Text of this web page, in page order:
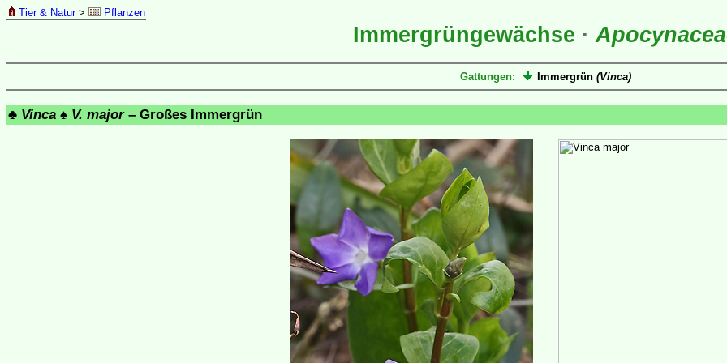
Tier & Natur> Pflanzen
Immergrüngewächse ·
Gattungen: Immergrün (Vinca)
♣ Vinca ♠ V. major– Großes Immergrün